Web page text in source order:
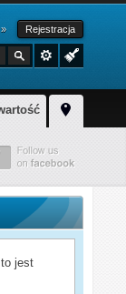
Rejestracja
jest